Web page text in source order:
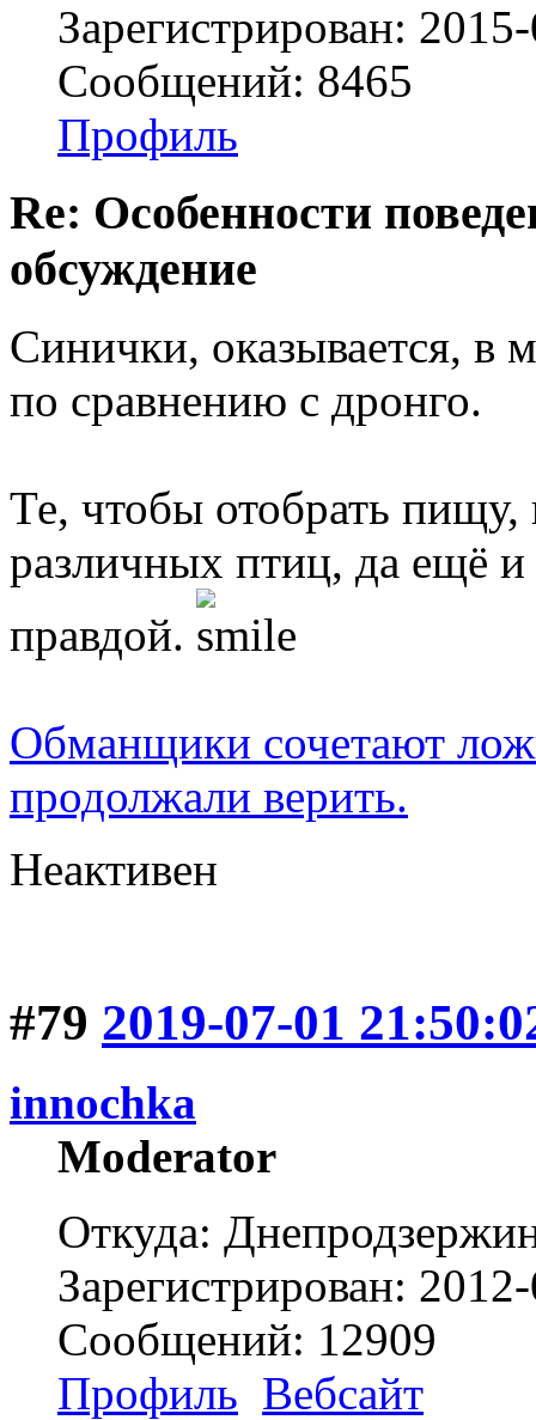
Зарегистрирован:
Сообщений: 8465
Профиль
Re: Особенности
обсуждение
Синички, оказывается, в
по сравнению с дронго.
Те, чтобы отобрать
различных птиц, да ещё
правдой.
Обманщики сочетают
продолжали верить.
Неактивен
#79 2019-07-01
innochka
Moderator
Откуда:
Зарегистрирован:
Сообщений: 12909
Профиль Вебсайт